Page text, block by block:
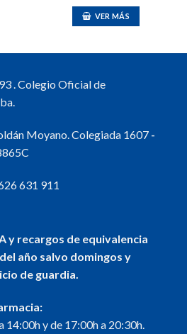
VER MÁS
. Colegio Oficial de
Moyano. Colegiada 1607 -
631 911
y recargos de equivalencia
año salvo domingos y
de guardia.
14:00h y de 17:00h a 20:30h.